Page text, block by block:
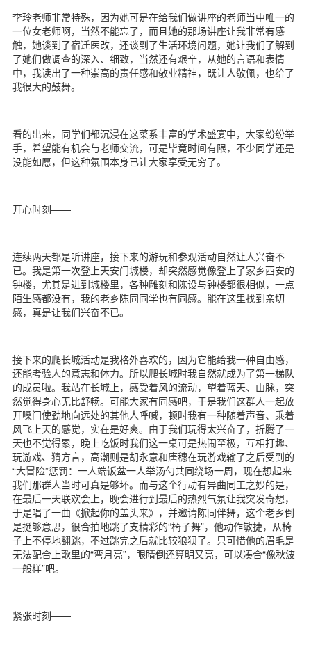
李玲老师非常特殊，因为她可是在给我们做讲座的老师当中唯一的
一位女老师啊，当然不能忘了，而且她的那场讲座让我非常有感
触，她谈到了宿迁医改，还谈到了生活环境问题，她让我们了解到
了她们做调查的深入、细致，当然还有艰辛，从她的言语和表情
中，我读出了一种崇高的责任感和敬业精神，既让人敬佩，也给了
我很大的鼓舞。
看的出来，同学们都沉浸在这菜系丰富的学术盛宴中，大家纷纷举
手，希望能有机会与老师交流，可是毕竟时间有限，不少同学还是
没能如愿，但这种氛围本身已让大家享受无穷了。
开心时刻——
连续两天都是听讲座，接下来的游玩和参观活动自然让人兴奋不
已。我是第一次登上天安门城楼，却突然感觉像登上了家乡西安的
钟楼，尤其是进到城楼里，各种雕刻和陈设与钟楼都很相似，一点
陌生感都没有，我的老乡陈同同学也有同感。能在这里找到亲切
感，真是让我们兴奋不已。
接下来的爬长城活动是我格外喜欢的，因为它能给我一种自由感，
还能考验人的意志和体力。所以爬长城时我自然就成为了第一梯队
的成员啦。我站在长城上，感受着风的流动，望着蓝天、山脉，突
然觉得身心无比舒畅。可能大家有同感吧，于是我们这群人一起放
开嗓门使劲地向远处的其他人呼喊，顿时我有一种随着声音、乘着
风飞上天的感觉，实在是好爽。由于我们玩得太兴奋了，折腾了一
天也不觉得累，晚上吃饭时我们这一桌可是热闹至极，互相打趣、
玩游戏、猜方言，高潮则是胡永意和唐穗在玩游戏输了之后受到的
“大冒险”惩罚：一人端饭盆一人举汤勺共同绕场一周，现在想起来
我们那群人当时可真是够坏。而与这个行动有异曲同工之妙的是，
在最后一天联欢会上，晚会进行到最后的热烈气氛让我突发奇想，
于是唱了一曲《掀起你的盖头来》，并邀请陈同伴舞，这个老乡倒
是挺够意思，很合拍地跳了支精彩的“椅子舞”，他动作敏捷，从椅
子上不停地翻跳，不过跳完之后就比较狼狈了。只可惜他的眉毛是
无法配合上歌里的“弯月亮”，眼睛倒还算明又亮，可以凑合“像秋波
一般样”吧。
紧张时刻——